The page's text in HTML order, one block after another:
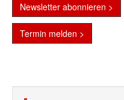
Newsletter abonnieren >
Termin melden >